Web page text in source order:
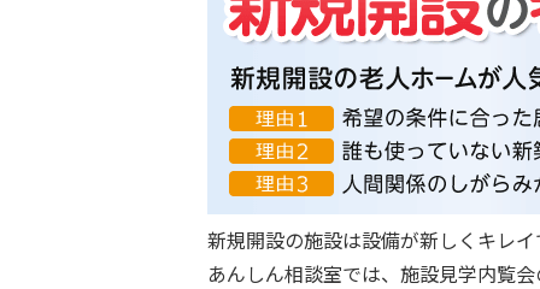
新規開設の施設は設備が新しくキレ
あんしん相談室では、施設見学内覧